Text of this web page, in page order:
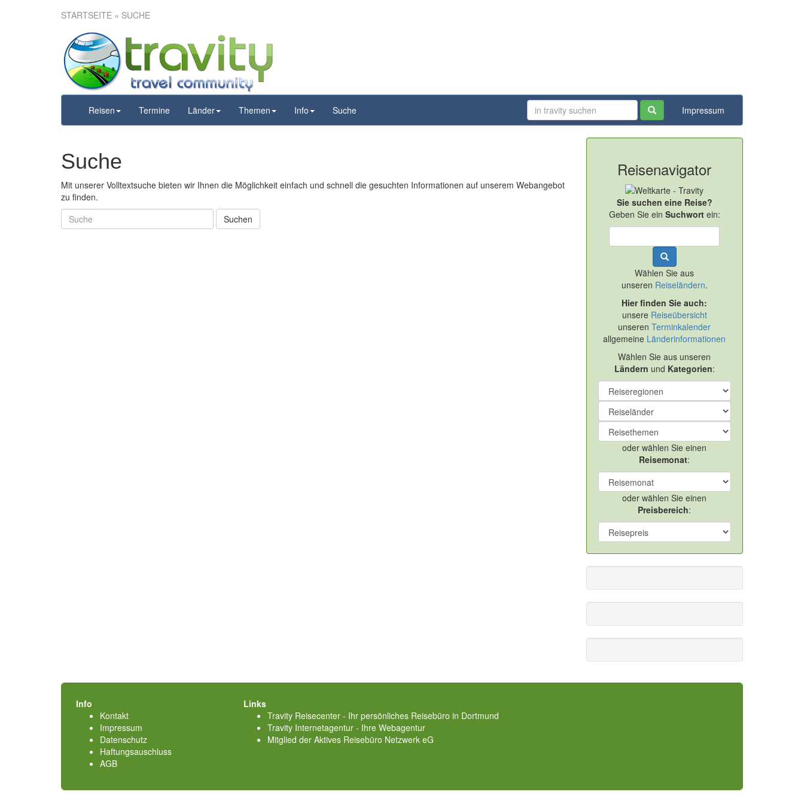
STARTSEITE » SUCHE
Reisen Termine Länder Themen Info Suche Impressum
Suche
Mit unserer Volltextsuche bieten wir Ihnen die Möglichkeit einfach und schnell die gesuchten Informationen auf unserem Webangebot
zu finden.
Suchen
Reisenavigator
Sie suchen eine Reise?
Geben Sie ein Suchwortein:
Wählen Sie aus
unseren Reiseländern.
Hier finden Sie auch:
unsere Reiseübersicht
unserenTerminkalender
allgemeine Länderinformationen
Wählen Sie aus unseren
Ländern und Kategorien:
oder wählen Sie einen
Reisemonat:
oder wählen Sie einen
Preisbereich:
Info
Kontakt
Impressum
Datenschutz
Haftungsauschluss
AGB
Links
Travity Reisecenter - Ihr persönliches Reisebüro in Dortmund
Travity Internetagentur - Ihre Webagentur
Mitglied der Aktives Reisebüro Netzwerk eG